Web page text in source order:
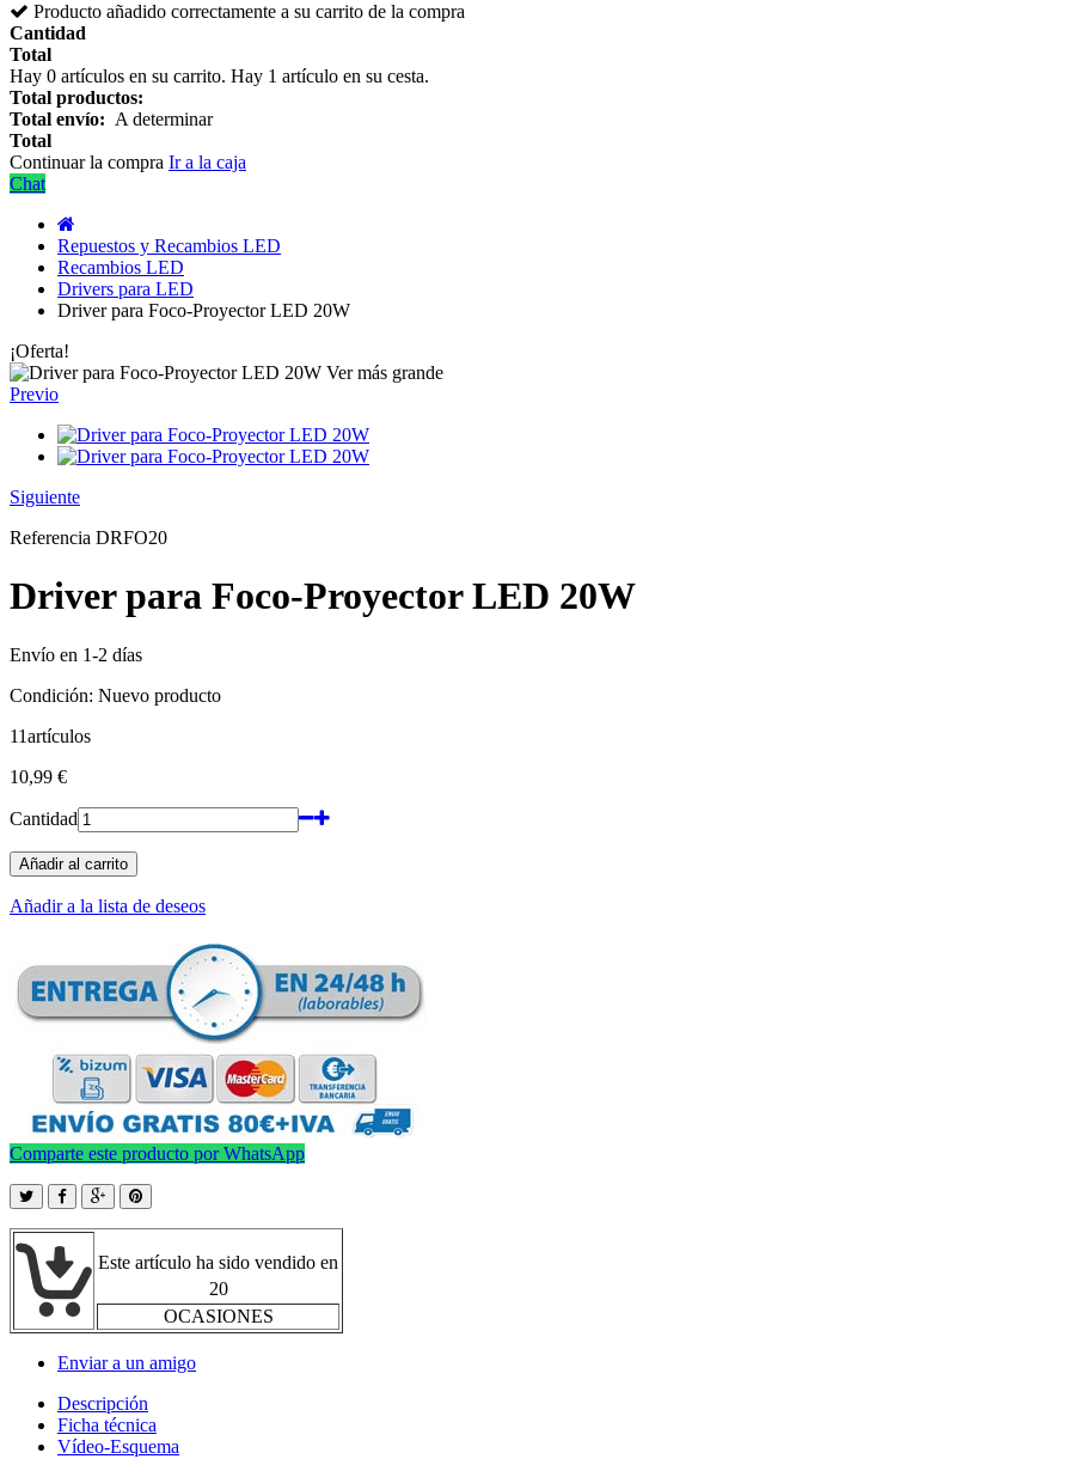
Producto añadido correctamente a su carrito de la compra
Cantidad
Total
Hay 0 artículos en su carrito. Hay 1 artículo en su cesta.
Total productos:
Total envío: A determinar
Total
Continuar la compra Ir a la caja
Chat
Repuestos y Recambios LED
Recambios LED
Drivers para LED
Driver para Foco-Proyector LED 20W
¡Oferta!
Ver más grande
Previo
Siguiente
Referencia DRFO20
Driver para Foco-Proyector LED 20W
Envío en 1-2 días
Condición: Nuevo producto
11artículos
10,99 €
Cantidad
Añadir al carrito
Añadir a la lista de deseos
Comparte este producto por WhatsApp
Este artículo ha sido vendido en
20
OCASIONES
Enviar a un amigo
Descripción
Ficha técnica
Vídeo-Esquema